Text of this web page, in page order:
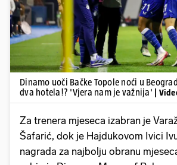
Dinamo uoči Bačke Topole noći u
dva hotela!? 'Vjera nam je važnija'
|
Za trenera mjeseca izabran je
Šafarić, dok je Hajdukovom Ivici
nagrada za najbolju obranu